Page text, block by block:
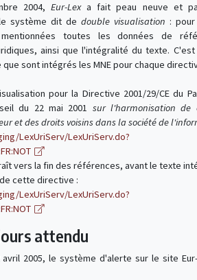
2004,Eur-Lexa fait peau neuve et
système dit de double visualisation :
toutes les données de
ainsi que l'intégralité du texte.
sont intégrés les MNE pour chaque
pour la Directive 2001/29/CE du
du 22 mai 2001 sur l'harmonisation de
et des droits voisins dans la société de
LexUriServ/LexUriServ.do?
vers la fin des références, avant le texte
cette directive :
LexUriServ/LexUriServ.do?
attendu
avril 2005, le système d'alerte sur le site